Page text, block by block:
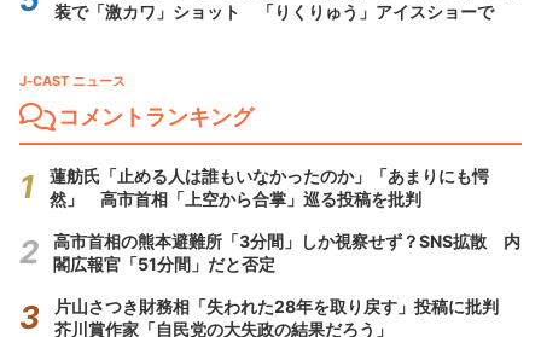
装で「激カワ」ショット 「りくりゅう」アイスショーで
J-CAST ニュース
コメントランキング
蓮舫氏「止める人は誰もいなかったのか」「あまりにも愕
然」 高市首相「上空から合掌」巡る投稿を批判
高市首相の熊本避難所「3分間」しか視察せず？SNS拡散 内
閣広報官「51分間」だと否定
片山さつき財務相「失われた28年を取り戻す」投稿に批判
芥川賞作家「自民党の大失政の結果だろう」